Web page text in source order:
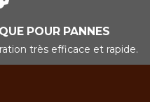
POUR PANNES
très efficace et rapide.